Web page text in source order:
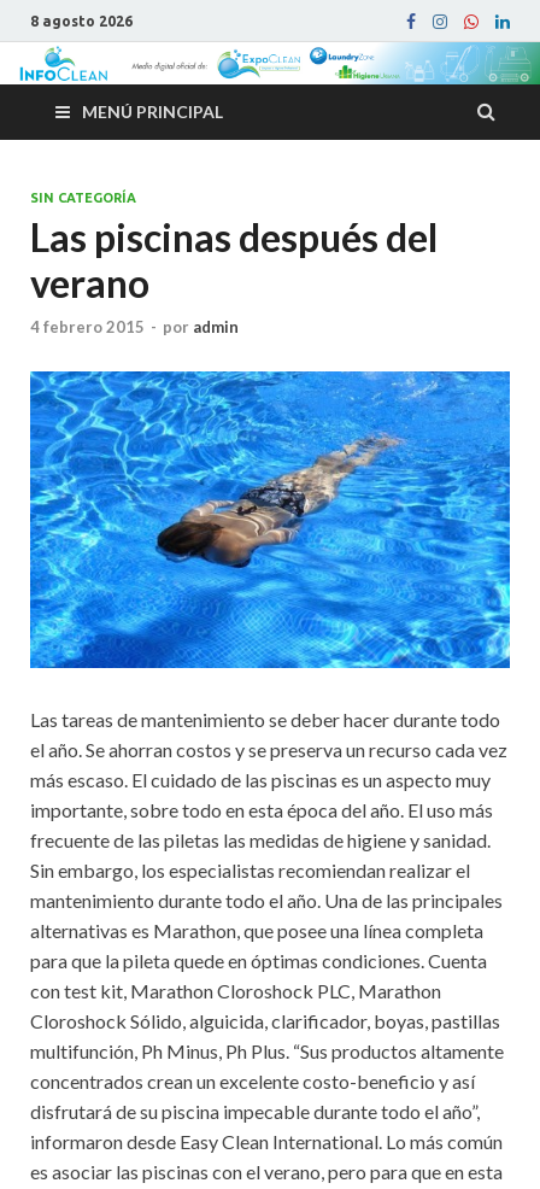
8 agosto 2026
MENÚ PRINCIPAL
SIN CATEGORÍA
Las piscinas después del
verano
4 febrero 2015 - por admin
Las tareas de mantenimiento se deber hacer durante todo
el año. Se ahorran costos y se preserva un recurso cada vez
más escaso. El cuidado de las piscinas es un aspecto muy
importante, sobre todo en esta época del año. El uso más
frecuente de las piletas las medidas de higiene y sanidad.
Sin embargo, los especialistas recomiendan realizar el
mantenimiento durante todo el año. Una de las principales
alternativas es Marathon, que posee una línea completa
para que la pileta quede en óptimas condiciones. Cuenta
con test kit, Marathon Cloroshock PLC, Marathon
Cloroshock Sólido, alguicida, clarificador, boyas, pastillas
multifunción, Ph Minus, Ph Plus. “Sus productos altamente
concentrados crean un excelente costo-beneficio y así
disfrutará de su piscina impecable durante todo el año”,
informaron desde Easy Clean International. Lo más común
es asociar las piscinas con el verano, pero para que en esta